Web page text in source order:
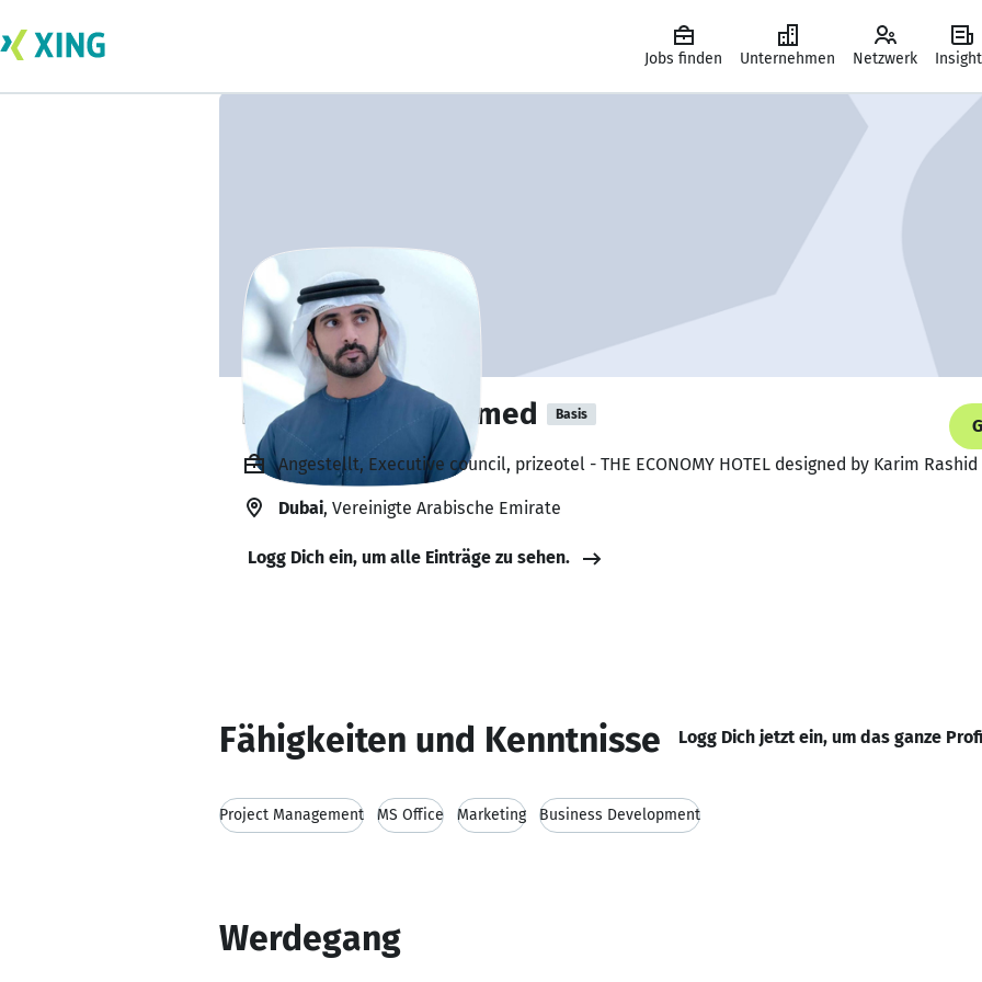
Jobs finden Unternehmen Netzwerk
Hamdam Mohammed Basis
Angestellt, Executive council, prizeotel - THE ECONOMY HOTEL designed by Karim Rashid
Dubai, Vereinigte Arabische Emirate
Logg Dich ein, um alle Einträge zu sehen.
Fähigkeiten und Kenntnisse Logg Dich jetzt ein, um das ganze
Project Management MS Office Marketing Business Development
Werdegang